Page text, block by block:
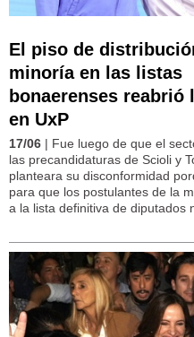
El piso de
minoría en las listas
bonaerenses reabrió
en UxP
17/06 | Fue luego de que el
las precandidaturas de Scioli y
planteara su disconformidad
para que los postulantes de la
a la lista definitiva de diputados